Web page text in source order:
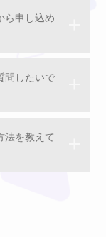
ら申し込め
問したいで
法を教えて